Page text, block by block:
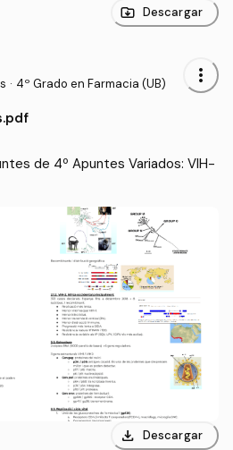
acio-i-el-diagnostic-viri
Descargar
· 4º Grado en Farmacia (UB) more_vert
de 4º Apuntes Variados: VIH-
download Descargar